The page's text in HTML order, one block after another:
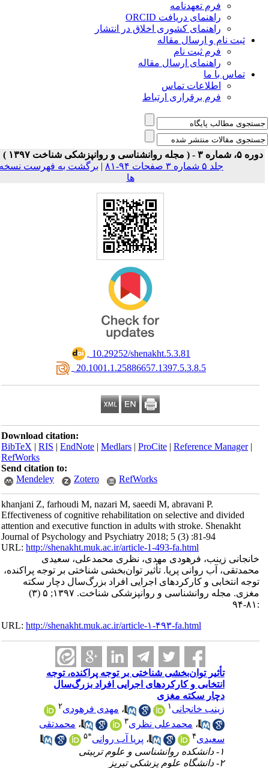
فرم تعهدنامه
راهنمای دریافت ORCID
راهنمای کشوری اخلاق در انتشار
ثبت نام و ارسال مقاله
فرم ثبت نام
راهنمای ارسال مقاله
تماس با ما
اطلاعات تماس
فرم برقراری ارتباط
شماره ۳ - ( مجله روانشناسی و روانپزشکی شناخت ۱۳۹۷ )
جلد ۵ شماره ۳ صفحات ۹۴-۸۱
| برگشت به فهرست نسخه
ها
‎ 10.29252/shenakht.5.3.81
‎ 20.1001.1.25886657.1397.5.3.8.5
Download citation:
BibTeX|RIS|EndNote|Medlars|ProCite|Reference Manager
RefWorks
Send citation to:
Mendeley
Zotero RefWorks
khanjani Z, farhoudi M, nazari M, saeedi M, abravani P.
Effectiveness of cognitive rehabilitation on selective and divided
attention and executive function in adults with stroke. Shenakht
Journal of Psychology and Psychiatry 2018; 5 (3) :81-94
URL:http://shenakht.muk.ac.ir/article-1-493-fa.html
خانجانی زینب، فرهودی مهدی، نظری محمدعلی، سعیدی
محمدتقی، آب روانی پریا. تأثیر توان‌بخشی شناختی بر توجه پراکنده،
توجه انتخابی و کارکردهای اجرایی افراد بزرگ‌سال دچار سکته
مغزی. مجله روانشناسی و روانپزشکی شناخت. ۱۳۹۷; ۵ (۳)
URL:http://shenakht.muk.ac.ir/article-۱-۴۹۳-fa.html
تأثیر توان‌بخشی شناختی بر توجه پراکنده، توجه
انتخابی و کارکردهای اجرایی افراد بزرگ‌سال
دچار سکته مغزی
زینب خانجانی
،مهدی فرهودی۲
،محمدعلی نظری ،محمدتقی
سعیدی
،پریا آب روانی ۵